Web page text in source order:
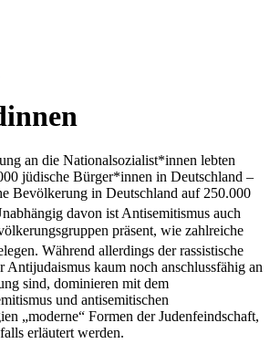
an die Nationalsozialist*innen lebten
jüdische Bürger*innen in Deutschland –
Bevölkerung in Deutschland auf 250.000
davon ist Antisemitismus auch
präsent, wie zahlreiche
Während allerdings der rassistische
Antijudaismus kaum noch anschlussfähig an
sind, dominieren mit dem
und antisemitischen
„moderne“ Formen der Judenfeindschaft,
erläutert werden.